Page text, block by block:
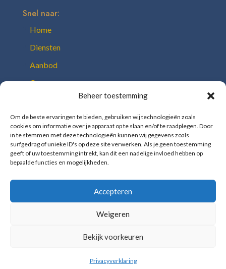
Beheer toestemming
Om de beste ervaringen te bieden, gebruiken wij technologieën zoals
cookies om informatie over je apparaat op te slaan en/of te raadplegen. Door
in te stemmen met deze technologieën kunnen wij gegevens zoals
surfgedrag of unieke ID's op deze site verwerken. Als je geen toestemming
geeft of uw toestemming intrekt, kan dit een nadelige invloed hebben op
bepaalde functies en mogelijkheden.
Accepteren
Weigeren
Bekijk voorkeuren
Privacyverklaring
Snel naar:
Home
Diensten
Aanbod
Over ons
Onze toolbox
Berichten
Contact
Diensten Aanbod
© Pact Retail 2026 | Alle rechten gereserveerd